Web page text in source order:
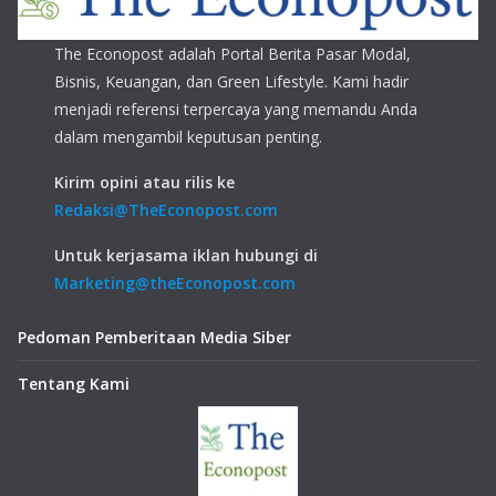
The Econopost adalah Portal Berita Pasar Modal,
Bisnis, Keuangan, dan Green Lifestyle. Kami hadir
menjadi referensi terpercaya yang memandu Anda
dalam mengambil keputusan penting.
Kirim opini atau rilis ke
Redaksi@TheEconopost.com
Untuk kerjasama iklan hubungi di
Marketing@theEconopost.com
Pedoman Pemberitaan Media Siber
Tentang Kami